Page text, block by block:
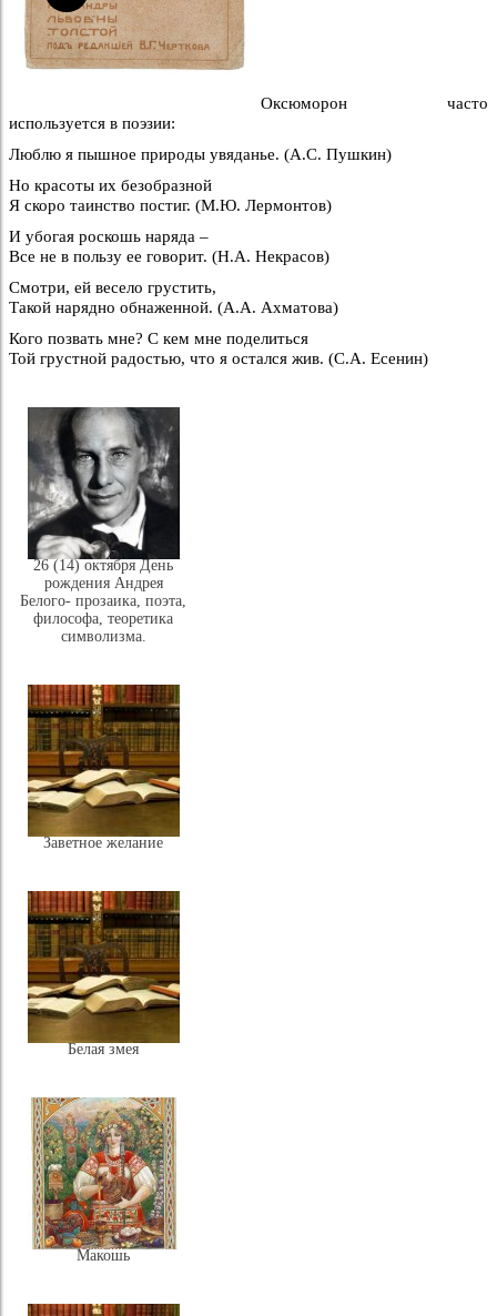
Оксюморон часто
используется в поэзии:
Люблю я пышное природы увяданье. (А.С. Пушкин)
Но красоты их безобразной
Я скоро таинство постиг. (М.Ю. Лермонтов)
И убогая роскошь наряда –
Все не в пользу ее говорит. (Н.А. Некрасов)
Смотри, ей весело грустить,
Такой нарядно обнаженной. (А.А. Ахматова)
Кого позвать мне? С кем мне поделиться
Той грустной радостью, что я остался жив. (С.А. Есенин)
26 (14) октября День
рождения Андрея
Белого- прозаика, поэта,
философа, теоретика
символизма.
Заветное желание
Белая змея
Макошь